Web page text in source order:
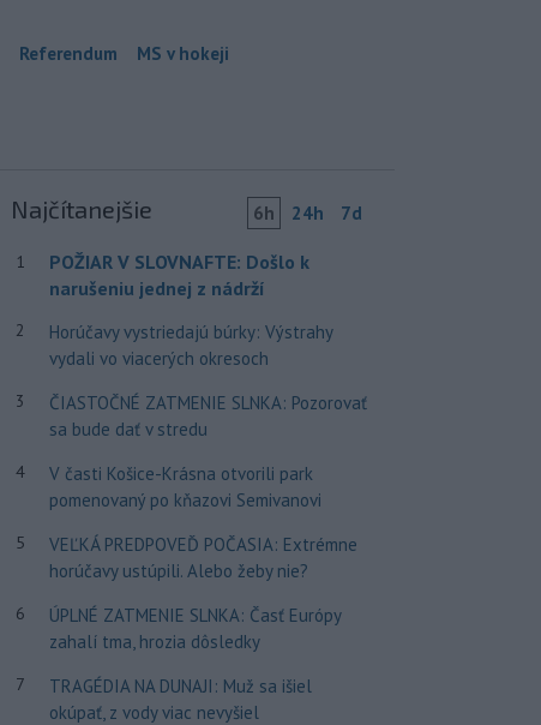
Referendum MS v hokeji
Najčítanejšie 6h 24h 7d
1
POŽIAR V SLOVNAFTE: Došlo k
narušeniu jednej z nádrží
2
Horúčavy vystriedajú búrky: Výstrahy
vydali vo viacerých okresoch
3
ČIASTOČNÉ ZATMENIE SLNKA: Pozorovať
sa bude dať v stredu
4
V časti Košice-Krásna otvorili park
pomenovaný po kňazovi Semivanovi
5
VEĽKÁ PREDPOVEĎ POČASIA: Extrémne
horúčavy ustúpili. Alebo žeby nie?
6
ÚPLNÉ ZATMENIE SLNKA: Časť Európy
zahalí tma, hrozia dôsledky
7
TRAGÉDIA NA DUNAJI: Muž sa išiel
okúpať, z vody viac nevyšiel